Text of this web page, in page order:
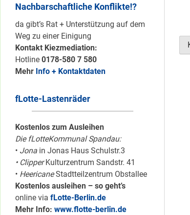
Nachbarschaftliche Konflikte!?
da gibt’s Rat + Unterstützung auf dem
Weg zu einer Einigung
Kontakt Kiezmediation:
Hotline 0178-580 7 580
Mehr Info + Kontaktdaten
fLotte-Lastenräder
Kostenlos zum Ausleihen
Die fLotteKommunal Spandau:
• Jona in Jonas Haus Schulstr.3
• ClipperKulturzentrum Sandstr. 41
• HeericaneStadtteilzentrum Obstallee
Kostenlos ausleihen – so geht’s
online via fLotte-Berlin.de
Mehr Info: www.flotte-berlin.de